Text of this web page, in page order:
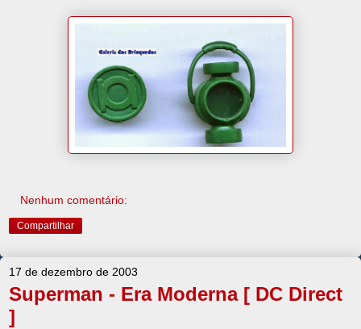
Nenhum comentário:
Compartilhar
17 de dezembro de 2003
Superman - Era Moderna [ DC Direct
]